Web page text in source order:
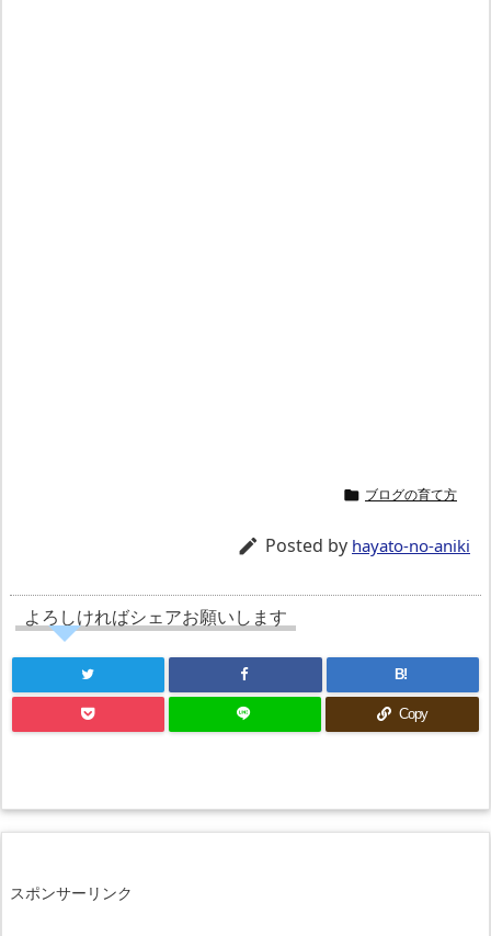
 ブログの育て方
 Posted by hayato-no-aniki
よろしければシェアお願いします
B!
Copy
スポンサーリンク